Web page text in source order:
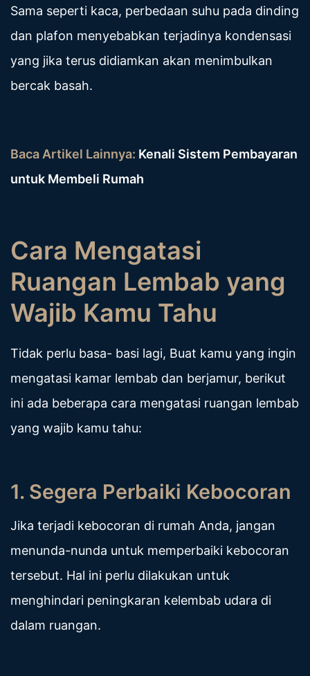
Sama seperti kaca, perbedaan suhu pada dinding
dan plafon menyebabkan terjadinya kondensasi
yang jika terus didiamkan akan menimbulkan
bercak basah.
Baca Artikel Lainnya: Kenali Sistem Pembayaran
untuk Membeli Rumah
Cara Mengatasi
Ruangan Lembab yang
Wajib Kamu Tahu
Tidak perlu basa- basi lagi, Buat kamu yang ingin
mengatasi kamar lembab dan berjamur, berikut
ini ada beberapa cara mengatasi ruangan lembab
yang wajib kamu tahu:
1. Segera Perbaiki Kebocoran
Jika terjadi kebocoran di rumah Anda, jangan
menunda-nunda untuk memperbaiki kebocoran
tersebut. Hal ini perlu dilakukan untuk
menghindari peningkaran kelembab udara di
dalam ruangan.